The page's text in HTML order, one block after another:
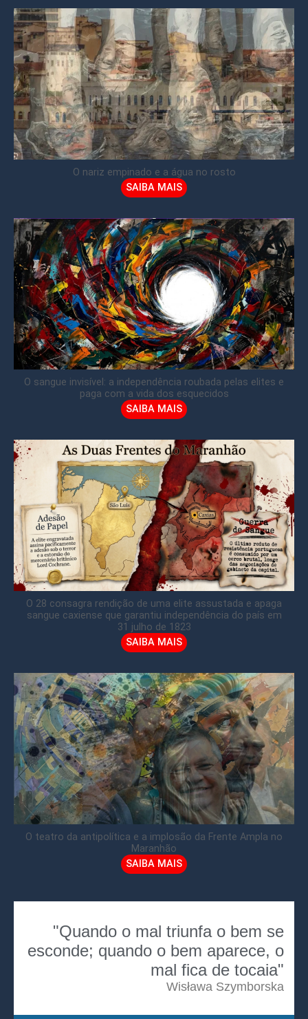
O nariz empinado e a água no rosto
SAIBA MAIS
O sangue invisível: a independência roubada pelas elites e
paga com a vida dos esquecidos
SAIBA MAIS
O 28 consagra rendição de uma elite assustada e apaga
sangue caxiense que garantiu independência do país em
31 julho de 1823
SAIBA MAIS
O teatro da antipolítica e a implosão da Frente Ampla no
Maranhão
SAIBA MAIS
"Quando o mal triunfa o bem se
esconde; quando o bem aparece, o
mal fica de tocaia"
Wisława Szymborska